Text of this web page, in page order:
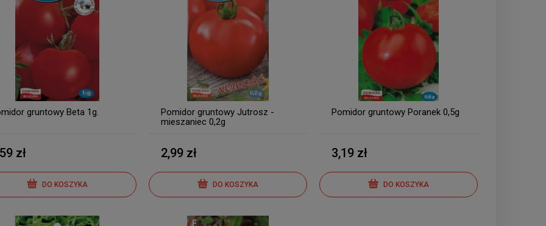
gruntowy Beta 1g.
zł
DO KOSZYKA
Pomidor gruntowy Jutrosz -
mieszaniec 0,2g
2,99 zł
DO KOSZYKA
Pomidor gruntowy Poranek 0,5g
3,19 zł
DO KOSZYKA